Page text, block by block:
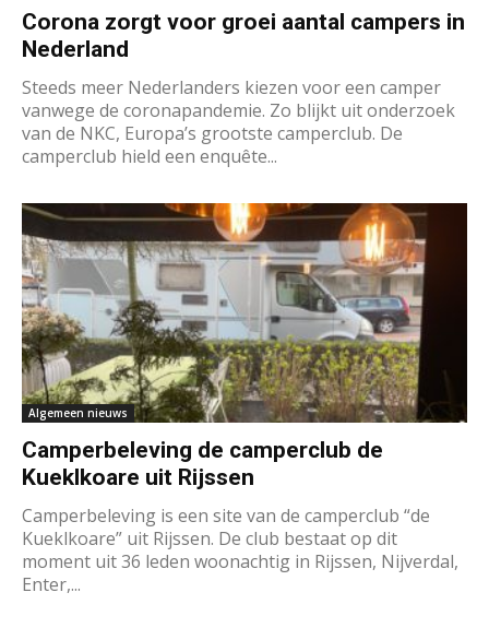
Corona zorgt voor groei aantal campers in
Nederland
Steeds meer Nederlanders kiezen voor een camper
vanwege de coronapandemie. Zo blijkt uit onderzoek
van de NKC, Europa’s grootste camperclub. De
camperclub hield een enquête...
Algemeen nieuws
Camperbeleving de camperclub de
Kueklkoare uit Rijssen
Camperbeleving is een site van de camperclub “de
Kueklkoare” uit Rijssen. De club bestaat op dit
moment uit 36 leden woonachtig in Rijssen, Nijverdal,
Enter,...